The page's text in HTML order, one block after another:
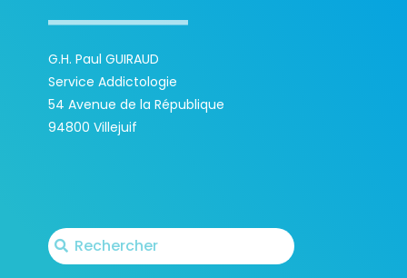
G.H. Paul GUIRAUD
Service Addictologie
54 Avenue de la République
94800 Villejuif